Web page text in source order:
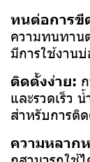
ทนต่อการขี
ความทนทาน
มีการใช้งาน
ติดตั้งง่าย:
และรวดเร็ว
สำหรับการติ
ความหลาก